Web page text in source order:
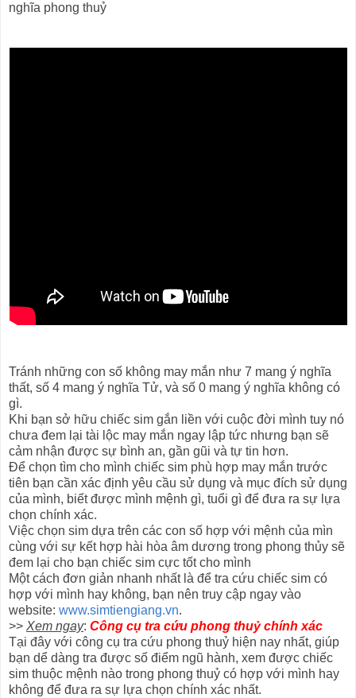
nghĩa phong thuỷ
Tránh những con số không may mắn như 7 mang ý nghĩa
thất, số 4 mang ý nghĩa Tử, và số 0 mang ý nghĩa không có
gì.
Khi bạn sở hữu chiếc sim gắn liền với cuộc đời mình tuy nó
chưa đem lại tài lộc may mắn ngay lập tức nhưng bạn sẽ
cảm nhận được sự bình an, gần gũi và tự tin hơn.
Để chọn tìm cho mình chiếc sim phù hợp may mắn trước
tiên bạn cần xác định yêu cầu sử dụng và mục đích sử dụng
của mình, biết được mình mệnh gì, tuổi gì để đưa ra sự lựa
chọn chính xác.
Việc chọn sim dựa trên các con số hợp với mệnh của mìn
cùng với sự kết hợp hài hòa âm dương trong phong thủy sẽ
đem lại cho bạn chiếc sim cực tốt cho mình
Một cách đơn giản nhanh nhất là để tra cứu chiếc sim có
hợp với mình hay không, bạn nên truy cập ngay vào
website: www.simtiengiang.vn.
>> Xem ngay: Công cụ tra cứu phong thuỷ chính xác
Tại đây với công cụ tra cứu phong thuỷ hiện nay nhất, giúp
bạn dể dàng tra được số điểm ngũ hành, xem được chiếc
sim thuộc mệnh nào trong phong thuỷ có hợp với mình hay
không để đưa ra sự lựa chọn chính xác nhất.